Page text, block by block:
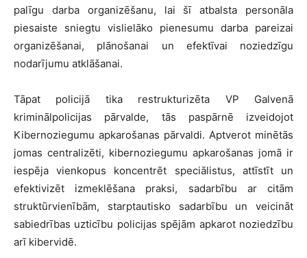
palīgu darba organizēšanu, lai šī atbalsta personāla
piesaiste sniegtu vislielāko pienesumu darba pareizai
organizēšanai, plānošanai un efektīvai noziedzīgu
nodarījumu atklāšanai.
Tāpat policijā tika restrukturizēta VP Galvenā
kriminālpolicijas pārvalde, tās paspārnē izveidojot
Kibernoziegumu apkarošanas pārvaldi. Aptverot minētās
jomas centralizēti, kibernoziegumu apkarošanas jomā ir
iespēja vienkopus koncentrēt speciālistus, attīstīt un
efektivizēt izmeklēšana praksi, sadarbību ar citām
struktūrvienībām, starptautisko sadarbību un veicināt
sabiedrības uzticību policijas spējām apkarot noziedzību
arī kibervidē.